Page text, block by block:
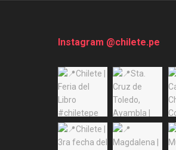
Instagram @chilete.pe